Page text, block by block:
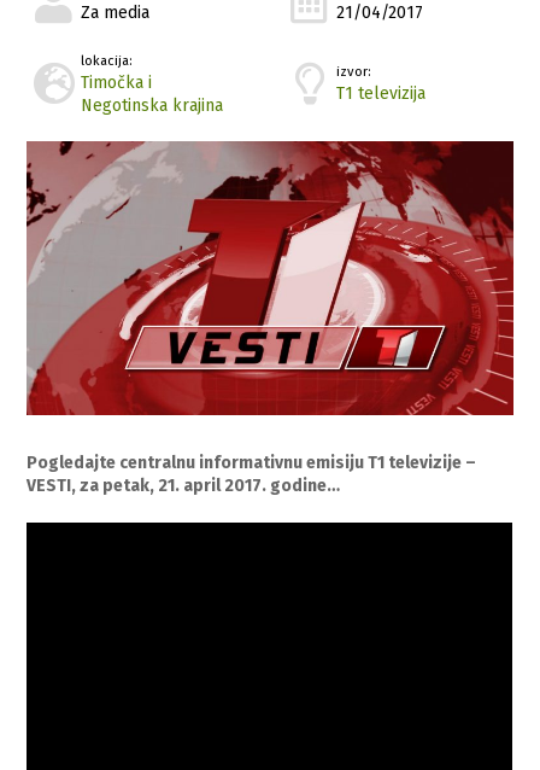
Za media 21/04/2017
lokacija:
Timočka i
Negotinska krajina
izvor:
T1 televizija
Pogledajte centralnu informativnu emisiju T1 televizije –
VESTI, za petak, 21. april 2017. godine…